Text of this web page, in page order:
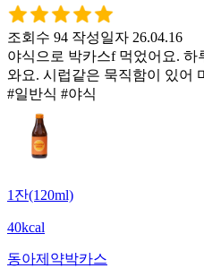
조회수 94 작성일자 26.04.16
야식으로 박카스f 먹었어요.
와요. 시럽같은 묵직함이 있어
#일반식 #야식
1잔(120ml)
40kcal
동아제약박카스